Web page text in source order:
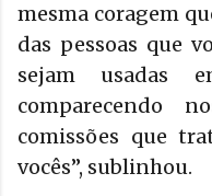
mesma coragem
das pessoas que
sejam usadas
comparecendo
comissões que
vocês”, sublinhou.